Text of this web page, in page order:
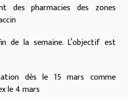
des pharmacies des zones
de la semaine. L’objectif est
dès le 15 mars comme
le 4 mars